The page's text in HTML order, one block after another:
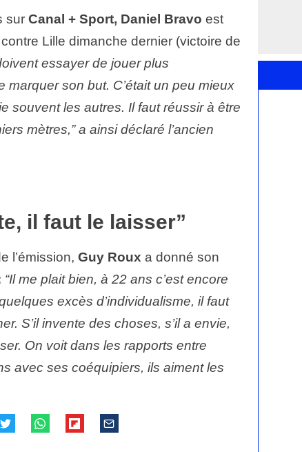
sur Canal + Sport, Daniel Bravo est
contre Lille dimanche dernier (victoire de
essayer de jouer plus
son but. C’était un peu mieux
souvent les autres. Il faut réussir à être
mètres,” a ainsi déclaré l’ancien
il faut le laisser”
l’émission, Guy Roux a donné son
“Il me plait bien, à 22 ans c’est encore
excès d’individualisme, il faut
S’il invente des choses, s’il a envie,
On voit dans les rapports entre
avec ses coéquipiers, ils aiment les